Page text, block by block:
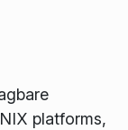
platforms,